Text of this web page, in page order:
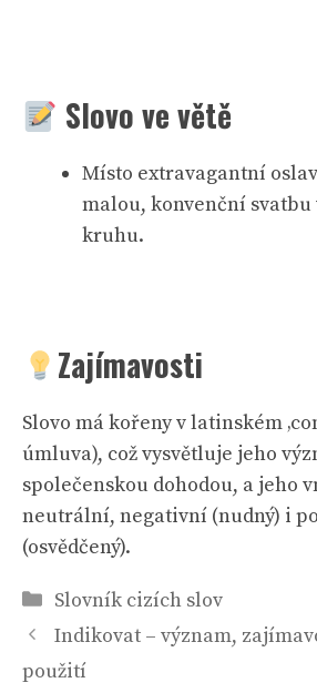
Slovo ve větě
Místo extravagantní
malou, konvenční
kruhu.
Zajímavosti
Slovo má kořeny v latinském
úmluva), což vysvětluje jeho
společenskou dohodou, a jeho
neutrální, negativní (nudný) i
(osvědčený).
Rubriky
Slovník cizích slov
Indikovat – význam,
použití